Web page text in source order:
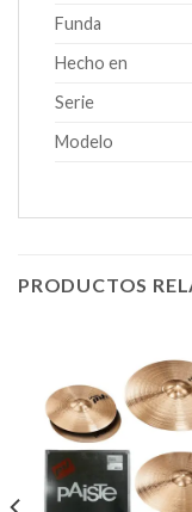
Funda
Hecho en
Serie
Modelo
PRODUCTOS